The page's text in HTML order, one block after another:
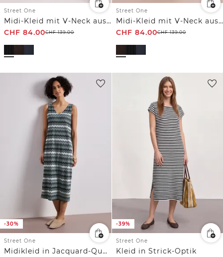
Street One
Midi-Kleid mit V-Neck aus Spitze
CHF 84.00CHF139.00
Street One
Midi-Kleid mit V-Neck aus Spitze
CHF 84.00CHF139.00
-30%
Street One
Midikleid in Jacquard-Qualität mit V-Neck
-39%
Street One
Kleid in Strick-Optik